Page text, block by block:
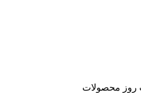
روز محصولات